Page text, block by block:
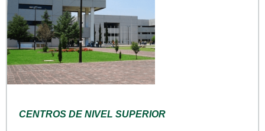
CENTROS DE NIVEL SUPERIOR